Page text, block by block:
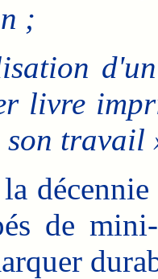
;
livre
son travail
de